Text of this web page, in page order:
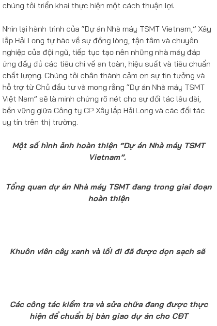
chúng tôi triển khai thực hiện một cách thuận lợi.
Nhìn lại hành trình của “Dự án Nhà máy TSMT Vietnam,” Xây
lắp Hải Long tự hào về sự đồng lòng, tận tâm và chuyên
nghiệp của đội ngũ, tiếp tục tạo nên những nhà máy đáp
ứng đầy đủ các tiêu chí về an toàn, hiệu suất và tiêu chuẩn
chất lượng. Chúng tôi chân thành cảm ơn sự tin tưởng và
hỗ trợ từ Chủ đầu tư và mong rằng “Dự án Nhà máy TSMT
Việt Nam” sẽ là minh chứng rõ nét cho sự đối tác lâu dài,
bền vững giữa Công ty CP Xây lắp Hải Long và các đối tác
uy tín trên thị trường.
Một số hình ảnh hoàn thiện “Dự án Nhà máy TSMT
Vietnam”.
Tổng quan dự án Nhà máy TSMT đang trong giai đoạn
hoàn thiện
Khuôn viên cây xanh và lối đi đã được dọn sạch sẽ
Các công tác kiểm tra và sửa chữa đang được thực
hiện để chuẩn bị bàn giao dự án cho CĐT